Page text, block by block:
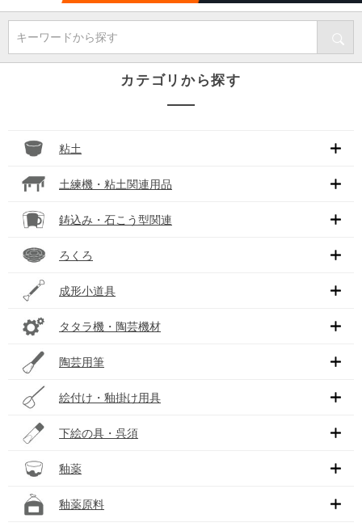
キーワードから探す
カテゴリから探す
粘土
土練機・粘土関連用品
鋳込み・石こう型関連
ろくろ
成形小道具
タタラ機・陶芸機材
陶芸用筆
絵付け・釉掛け用具
下絵の具・呉須
釉薬
釉薬原料